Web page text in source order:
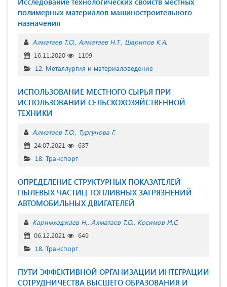
полимерных материалов машиностроительного
назначения
Алматаев Т.О. Алматаев Н.Т. Шарипов К.А.
16.11.2020
1109
12. Металлургия и материаловедение
ИСПОЛЬЗОВАНИЕ МЕСТНОГО СЫРЬЯ ПРИ
ИСПОЛЬЗОВАНИИ СЕЛЬСКОХОЗЯЙСТВЕННОЙ
ТЕХНИКИ
Алматаев Т.О. Тургунова Г.
24.07.2021
637
18. Транспорт
ОПРЕДЕЛЕНИЕ СТРУКТУРНЫХ ПОКАЗАТЕЛЕЙ
ПЫЛЕВЫХ ЧАСТИЦ ТОПЛИВНЫХ ЗАГРЯЗНЕНИЙ
АВТОМОБИЛЬНЫХ ДВИГАТЕЛЕЙ
Каримходжаев Н. Алматаев Т.О. Косимов И.С.
06.12.2021
649
18. Транспорт
ПУТИ ЭФФЕКТИВНОЙ ОРГАНИЗАЦИИ ИНТЕГРАЦИИ
СОТРУДНИЧЕСТВА ВЫСШЕГО ОБРАЗОВАНИЯ И